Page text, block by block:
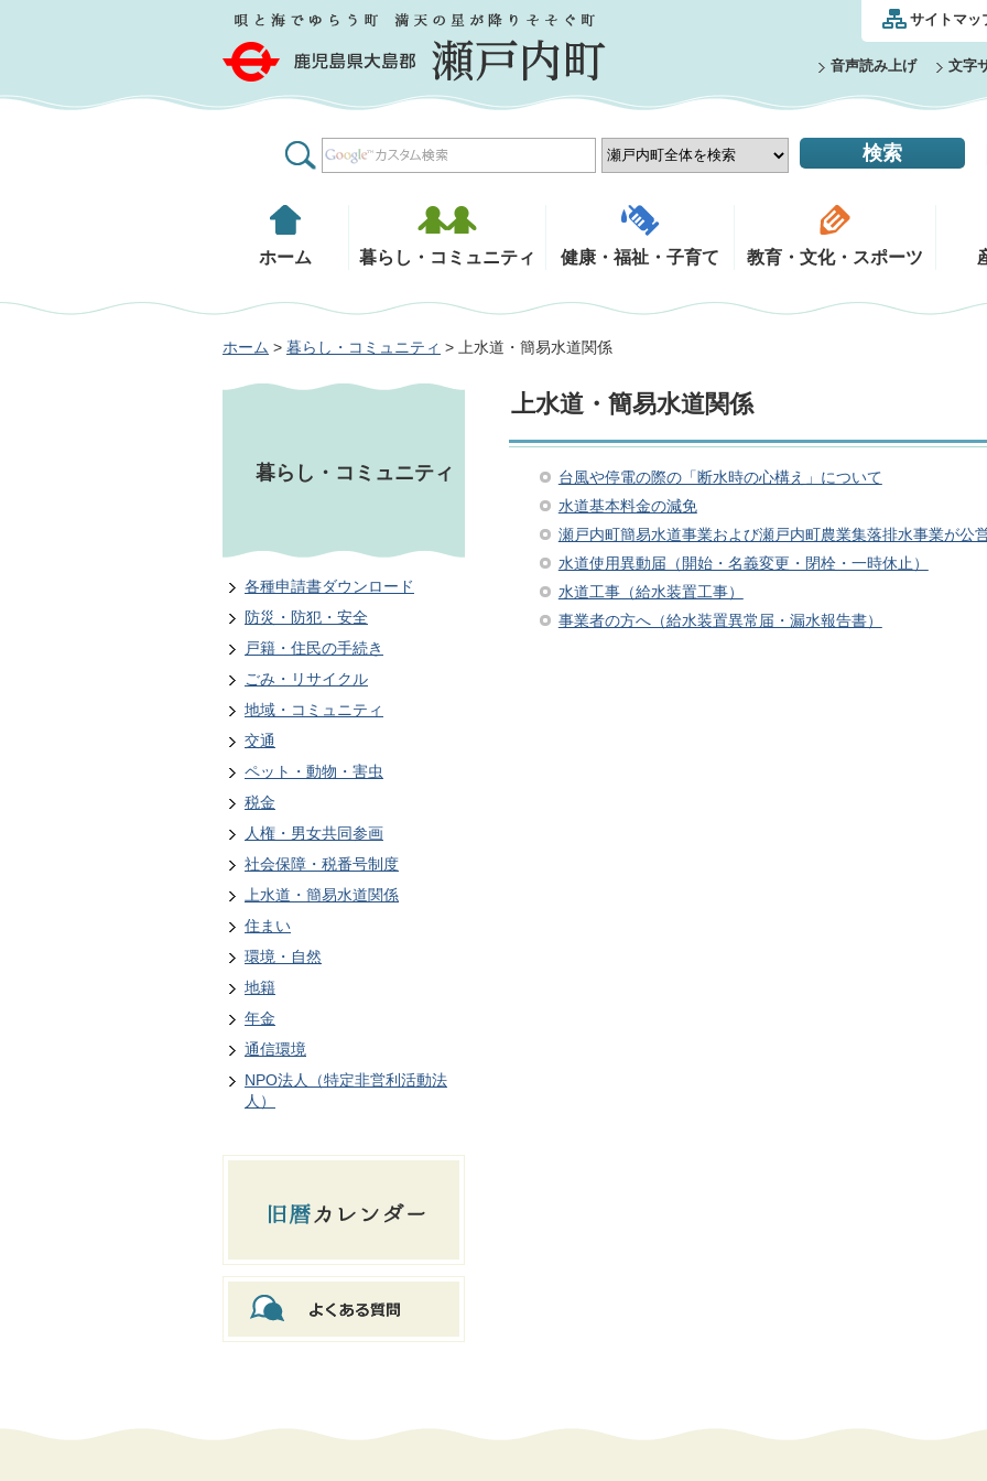
鹿児島県大島郡 瀬戸内町 サイトマッ
音声読み上げ 文字
ホーム 暮らし・コミュニティ 健康・福祉・子育て 教育・文化・スポーツ
ホーム > 暮らし・コミュニティ > 上水道・簡易水道関係
暮らし・コミュニティ
各種申請書ダウンロード
防災・防犯・安全
戸籍・住民の手続き
ごみ・リサイクル
地域・コミュニティ
交通
ペット・動物・害虫
税金
人権・男女共同参画
社会保障・税番号制度
上水道・簡易水道関係
住まい
環境・自然
地籍
年金
通信環境
NPO法人（特定非営利活動法
人）
上水道・簡易水道関係
台風や停電の際の「断水時の心構え」について
水道基本料金の減免
瀬戸内町簡易水道事業および瀬戸内町農業集落排水事業が公
水道使用異動届（開始・名義変更・閉栓・一時休止）
水道工事（給水装置工事）
事業者の方へ（給水装置異常届・漏水報告書）